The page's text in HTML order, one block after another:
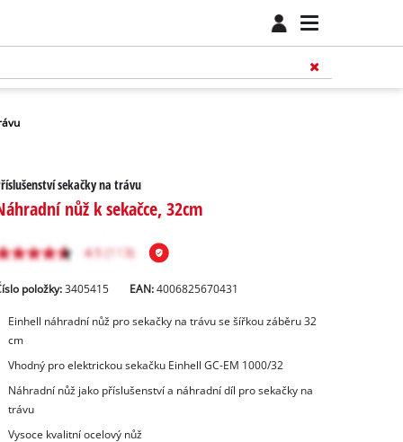
sekačky na trávu
nůž k sekačce, 32cm
položky: 3405415 EAN:4006825670431
Einhell náhradní nůž pro sekačky na trávu se šířkou záběru 32
cm
Vhodný pro elektrickou sekačku Einhell GC-EM 1000/32
Náhradní nůž jako příslušenství a náhradní díl pro sekačky na
trávu
Vysoce kvalitní ocelový nůž